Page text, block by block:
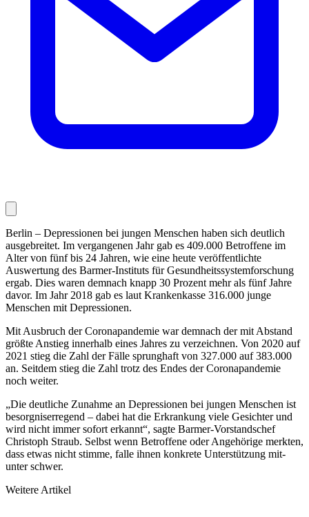
Berlin – Depressionen bei jungen Menschen haben sich deutlich
ausgebreitet. Im vergangenen Jahr gab es 409.000 Betroffene im
Alter von fünf bis 24 Jahren, wie eine heute veröffentlichte
Auswertung des Barmer-Instituts für Gesundheitssystemforschung
ergab. Dies waren demnach knapp 30 Prozent mehr als fünf Jahre
davor. Im Jahr 2018 gab es laut Krankenkasse 316.000 junge
Menschen mit Depressionen.
Mit Ausbruch der Coronapandemie war demnach der mit Abstand
größte Anstieg innerhalb eines Jahres zu ver­zeichnen. Von 2020 auf
2021 stieg die Zahl der Fälle sprunghaft von 327.000 auf 383.000
an. Seitdem stieg die Zahl trotz des Endes der Coronapandemie
noch weiter.
„Die deutliche Zunahme an Depressionen bei jungen Menschen ist
besorgniserregend – dabei hat die Erkran­kung viele Gesichter und
wird nicht immer sofort erkannt“, sagte Barmer-Vorstandschef
Christoph Straub. Selbst wenn Betroffene oder Angehörige merkten,
dass etwas nicht stimme, falle ihnen konkrete Unterstützung mit­
unter schwer.
Weitere Artikel